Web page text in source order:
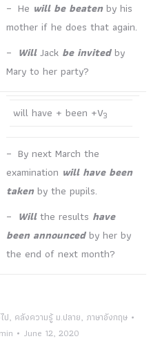
– He will be beatenby his
mother if he does that again.
– WillJack be invitedby
Mary to her party?
will have + been +V3
– By next March the
examination will have been
takenby the pupils.
– Willthe results have
been announcedby her by
the end of next month?
ป, คลังความรู้ ม.ปลาย, ภาษาอังกฤษ
June 12, 2020